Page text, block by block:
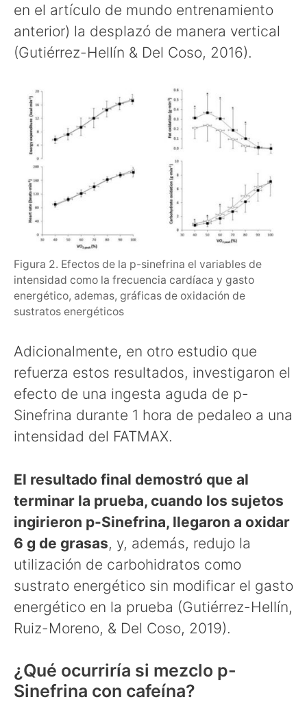
en el artículo de mundo entrenamiento
anterior) la desplazó de manera vertical
(Gutiérrez-Hellín & Del Coso, 2016).
Figura 2. Efectos de la p-sinefrina el variables de
intensidad como la frecuencia cardíaca y gasto
energético, ademas, gráficas de oxidación de
sustratos energéticos
Adicionalmente, en otro estudio que
refuerza estos resultados, investigaron el
efecto de una ingesta aguda de p-
Sinefrina durante 1 hora de pedaleo a una
intensidad del FATMAX.
El resultado final demostró que al
terminar la prueba, cuando los sujetos
ingirieron p-Sinefrina, llegaron a oxidar
6 g de grasas, y, además, redujo la
utilización de carbohidratos como
sustrato energético sin modificar el gasto
energético en la prueba (Gutiérrez-Hellín,
Ruiz-Moreno, & Del Coso, 2019).
¿Qué ocurriría si mezclo p-
Sinefrina con cafeína?